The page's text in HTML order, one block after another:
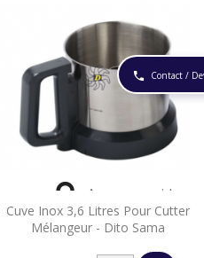
phone Contact /
Cuve Inox 3,6 Litres Pour Cutter
Mélangeur - Dito Sama
 Aperçu rapide